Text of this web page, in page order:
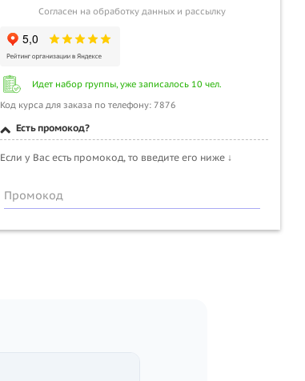
Согласен на обработку данных и рассылку
Идет набор группы, уже записалось 10 чел.
Код курса для заказа по телефону: 7876
Есть промокод?
Если у Вас есть промокод, то введите его ниже ↓
Промокод